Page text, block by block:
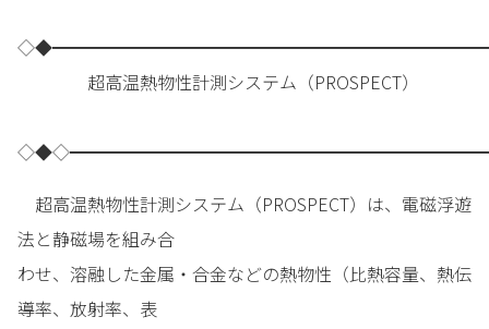
超高温熱物性計測システム（PROSPECT）
超高温熱物性計測システム（PROSPECT）は、電磁浮遊
法と静磁場を組み合
わせ、溶融した金属・合金などの熱物性（比熱容量、熱伝
導率、放射率、表